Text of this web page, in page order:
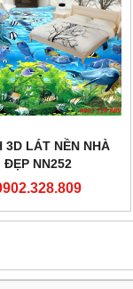
3D LÁT NỀN NHÀ
ĐẸP NN252